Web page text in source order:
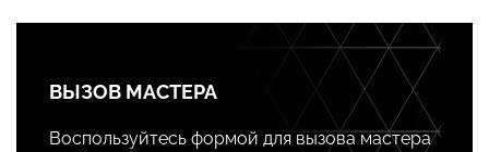
ВЫЗОВ МАСТЕРА
Воспользуйтесь формой для вызова мастера